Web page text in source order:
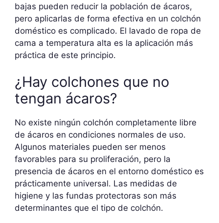
bajas pueden reducir la población de ácaros,
pero aplicarlas de forma efectiva en un colchón
doméstico es complicado. El lavado de ropa de
cama a temperatura alta es la aplicación más
práctica de este principio.
¿Hay colchones que no
tengan ácaros?
No existe ningún colchón completamente libre
de ácaros en condiciones normales de uso.
Algunos materiales pueden ser menos
favorables para su proliferación, pero la
presencia de ácaros en el entorno doméstico es
prácticamente universal. Las medidas de
higiene y las fundas protectoras son más
determinantes que el tipo de colchón.